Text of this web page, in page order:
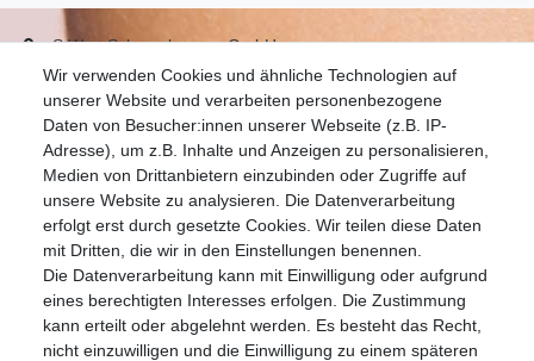
Wir verwenden Cookies und ähnliche Technologien auf
unserer Website und verarbeiten personenbezogene
Daten von Besucher:innen unserer Webseite (z.B. IP-
Adresse), um z.B. Inhalte und Anzeigen zu personalisieren,
Medien von Drittanbietern einzubinden oder Zugriffe auf
unsere Website zu analysieren. Die Datenverarbeitung
erfolgt erst durch gesetzte Cookies. Wir teilen diese Daten
mit Dritten, die wir in den Einstellungen benennen.
Die Datenverarbeitung kann mit Einwilligung oder aufgrund
eines berechtigten Interesses erfolgen. Die Zustimmung
kann erteilt oder abgelehnt werden. Es besteht das Recht,
nicht einzuwilligen und die Einwilligung zu einem späteren
S.W.w. Schmuckwaren GmbH
07051-9608828
info@schmuckador.de
Montag bis Freitag 8.30 – 12.00 Uhr und 13.30 bis 17.30 Uhr
Widerrufs­recht Widerrufs­formular Impressum
Daten­schutz­erklärung AGB